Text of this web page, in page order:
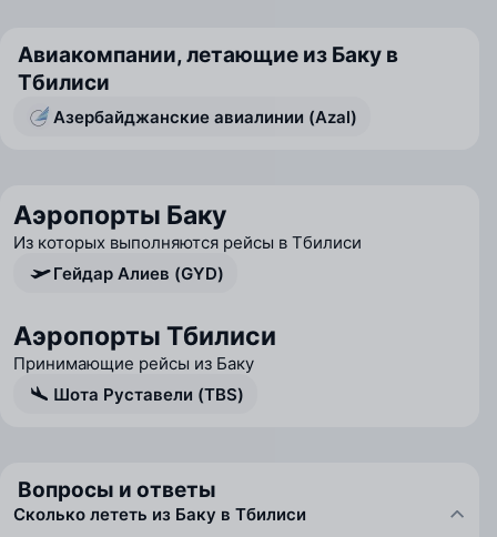
Авиакомпании, летающие из Баку в
Тбилиси
Азербайджанские авиалинии (Azal)
Аэропорты Баку
Из которых выполняются рейсы в Тбилиси
Гейдар Алиев (GYD)
Аэропорты Тбилиси
Принимающие рейсы из Баку
Шота Руставели (TBS)
Вопросы и ответы
Сколько лететь из Баку в Тбилиси